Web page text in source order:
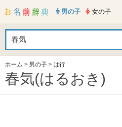
男の子 女の子
ホーム > 男の子 > は行
春気(はるおき)